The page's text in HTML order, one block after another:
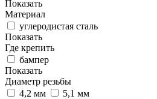
Показать
Материал
углеродистая сталь
Показать
Где крепить
бампер
Показать
Диаметр резьбы
4,2 мм
5,1 мм